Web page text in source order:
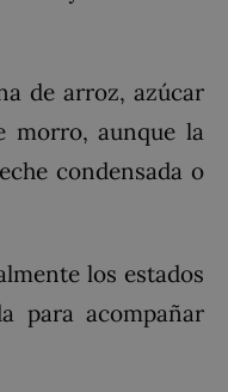
de arroz, azúcar
morro, aunque la
condensada o
los estados
para acompañar